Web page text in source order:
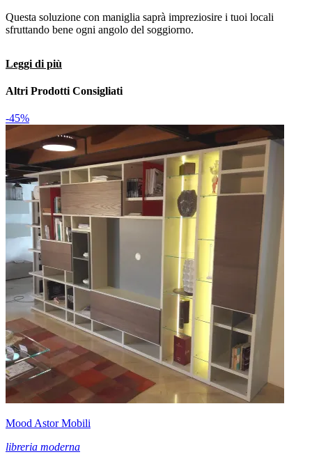
Questa soluzione con maniglia saprà impreziosire i tuoi locali
sfruttando bene ogni angolo del soggiorno.
Leggi di più
Altri Prodotti Consigliati
-45%
Mood Astor Mobili
libreria moderna